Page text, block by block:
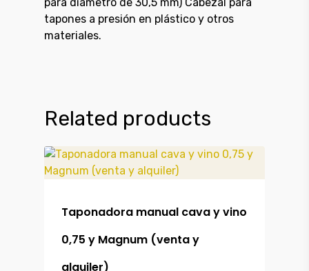
tapones a presión en plástico y otros
materiales.
Related products
Taponadora manual cava y vino
0,75 y Magnum (venta y
alquiler)
Productos